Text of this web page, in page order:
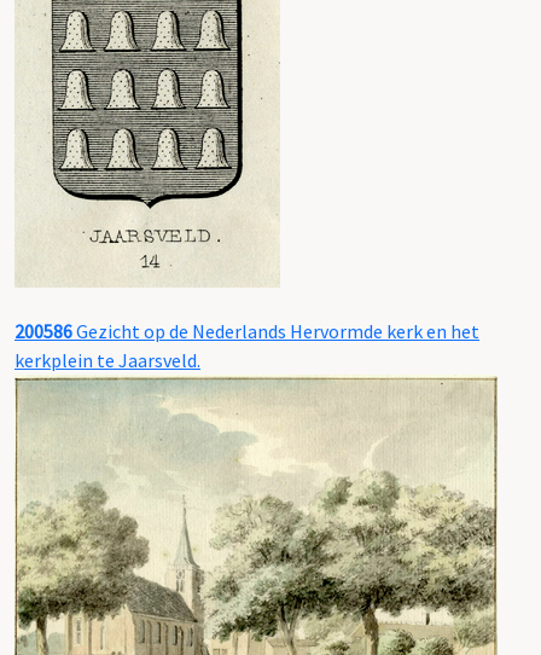
200586Gezicht op de Nederlands Hervormde kerk en het
kerkplein te Jaarsveld.